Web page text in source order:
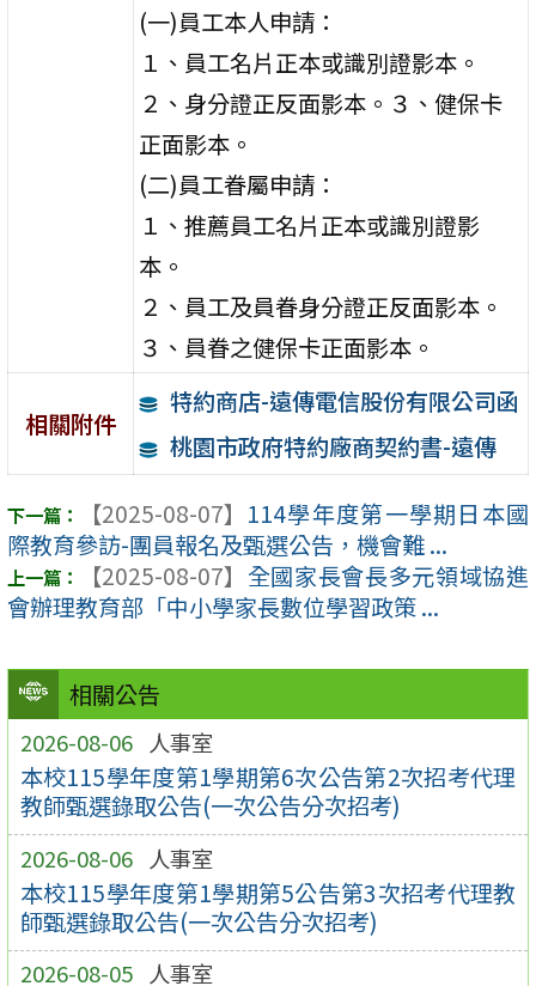
相關公告
2026-08-06 人事室
本校115學年度第1學期第6次公告第2次招考代理
教師甄選錄取公告(一次公告分次招考)
2026-08-06 人事室
本校115學年度第1學期第5公告第3次招考代理教
師甄選錄取公告(一次公告分次招考)
2026-08-05 人事室
(一)員工本人申請：
１、員工名片正本或識別證影本。
２、身分證正反面影本。３、健保卡
正面影本。
(二)員工眷屬申請：
１、推薦員工名片正本或識別證影
本。
２、員工及員眷身分證正反面影本。
３、員眷之健保卡正面影本。
相關附件
特約商店-遠傳電信股份有限公司函
桃園市政府特約廠商契約書-遠傳
【2025-08-07】 114學年度第一學期日本國
際教育參訪-團員報名及甄選公告，機會難 ...
【2025-08-07】 全國家長會長多元領域協進
會辦理教育部「中小學家長數位學習政策 ...